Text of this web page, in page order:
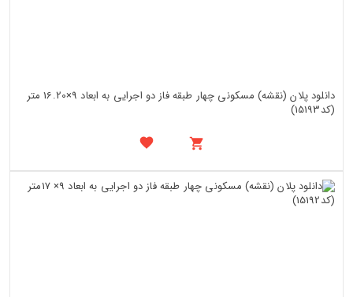
دانلود پلان (نقشه) مسکونی چهار طبقه فاز دو اجرایی به ابعاد 9×16.20 متر
(کد15193)